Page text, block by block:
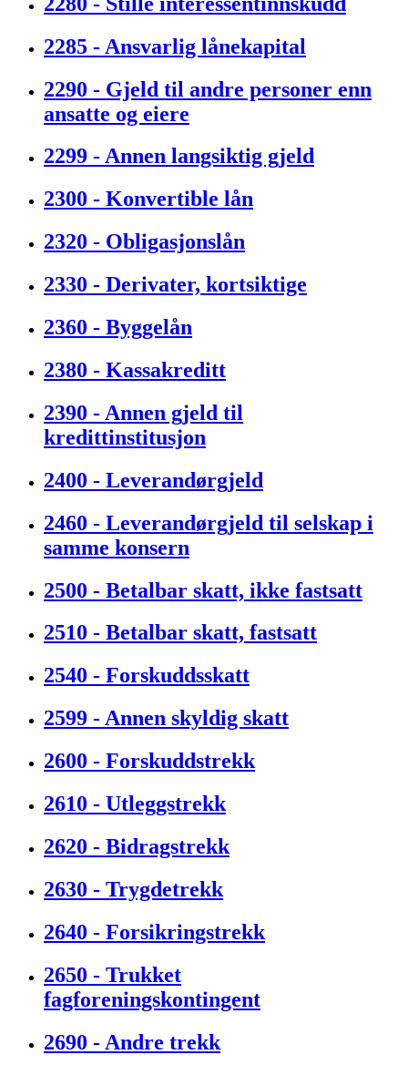
2285 - Ansvarlig lånekapital
2290 - Gjeld til andre personer enn
ansatte og eiere
2299 - Annen langsiktig gjeld
2300 - Konvertible lån
2320 - Obligasjonslån
2330 - Derivater, kortsiktige
2360 - Byggelån
2380 - Kassakreditt
2390 - Annen gjeld til
kredittinstitusjon
2400 - Leverandørgjeld
2460 - Leverandørgjeld til selskap i
samme konsern
2500 - Betalbar skatt, ikke fastsatt
2510 - Betalbar skatt, fastsatt
2540 - Forskuddsskatt
2599 - Annen skyldig skatt
2600 - Forskuddstrekk
2610 - Utleggstrekk
2620 - Bidragstrekk
2630 - Trygdetrekk
2640 - Forsikringstrekk
2650 - Trukket
fagforeningskontingent
2690 - Andre trekk